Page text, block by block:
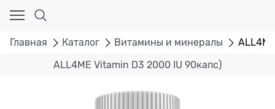
Главная Каталог Витамины и минералы
ALL4ME Vitamin D3 2000 IU 90капс)